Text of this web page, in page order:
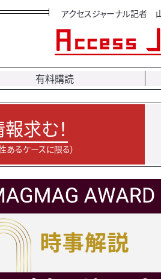
アクセスジャーナル記者
有料購読
求む！
あるケースに限る）